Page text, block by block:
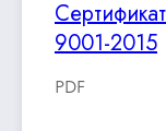
9001-2015
PDF